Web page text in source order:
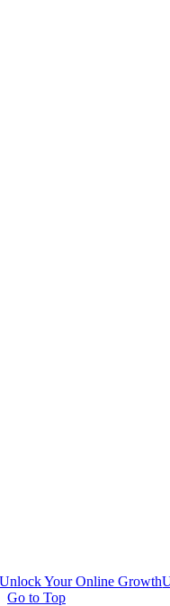
Unlock Your Online Growth
Go to Top